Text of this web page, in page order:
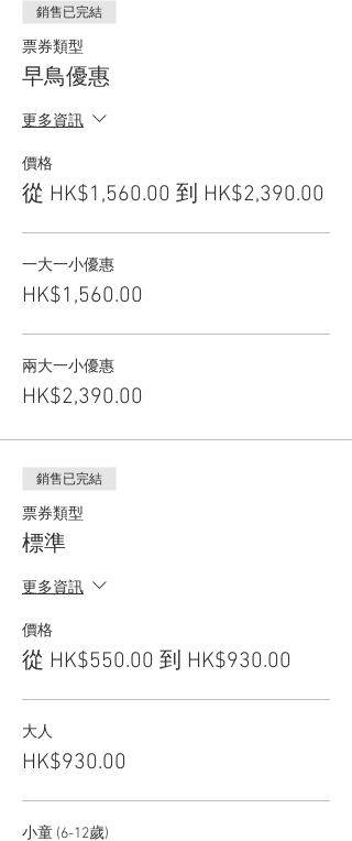
銷售已完結
票券類型
早鳥優惠
更多資訊
價格
從 HK$1,560.00 到 HK$2,390.00
一大一小優惠
HK$1,560.00
兩大一小優惠
HK$2,390.00
銷售已完結
票券類型
標準
更多資訊
價格
從 HK$550.00 到 HK$930.00
大人
HK$930.00
小童 (6-12歲)